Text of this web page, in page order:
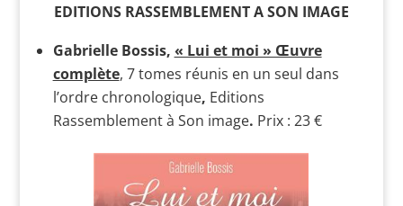
EDITIONS RASSEMBLEMENT A SON IMAGE
Gabrielle Bossis, « Lui et moi » Œuvre
complète, 7 tomes réunis en un seul dans
l’ordre chronologique, Editions
Rassemblement à Son image. Prix : 23 €